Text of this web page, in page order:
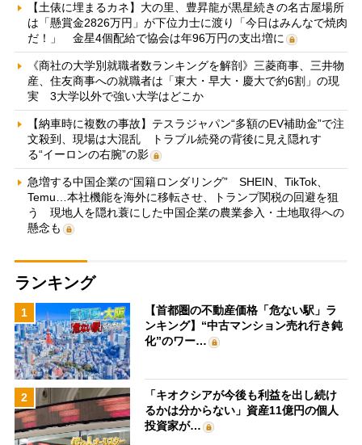
【土俵に埋まるカネ】大の里、豊昇龍が黒星続きの名古屋場所
は「懸賞金2826万円」が下位力士に渡り「今日はみんなで焼肉
だ！」 金星4個配給で協会は年96万円の支出増に
《商社の大学別就職者数ランキングを解剖》三菱商事、三井物
産、住友商事への就職者は「東大・早大・慶大で約6割」の現
実 3大学以外で強い大学はどこか
【納車時に複数の事故】テスラジャパン“多額のEV補助金”で注
文殺到、現場は大混乱 トラブル続発の背後に見え隠れす
る“イーロンの右腕”の影
急増する中国企業の“国籍ロンダリング” SHEIN、TikTok、
Temu…本社機能を海外に移転させ、トランプ関税の回避を狙
う 現地人を隠れ蓑にした中国企業の農業参入・土地取得への
懸念も
ランキング
1
【首都圏の不動産価格「危ない駅」ラ
ンキング】“中古マンション売れ行き鈍
化”のワー…
2
「キオクシアが今後も利益を出し続け
るかは分からない」資産11億円の個人
投資家が…